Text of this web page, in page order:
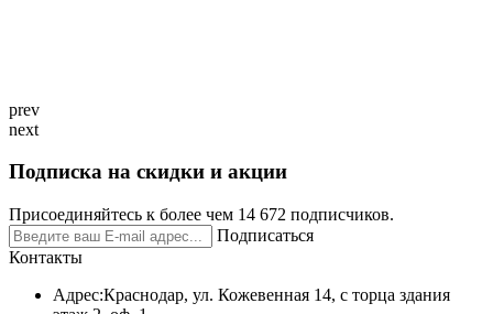
prev
next
Подписка на скидки и акции
Присоединяйтесь к более чем 14 672 подписчиков.
Подписаться
Контакты
Адрес:Краснодар, ул. Кожевенная 14, с торца здания